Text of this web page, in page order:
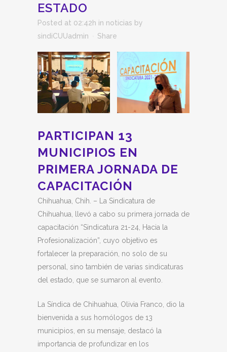
ESTADO
Posted at 02:42h in noticias by
sindiCUUadmin
Share
PARTICIPAN 13
MUNICIPIOS EN
PRIMERA JORNADA DE
CAPACITACIÓN
Chihuahua, Chih. – La Sindicatura de
Chihuahua, llevó a cabo su primera jornada de
capacitación “Sindicatura 21-24, Hacia la
Profesionalización”, cuyo objetivo es
fortalecer la preparación, no solo de su
personal, sino también de varias sindicaturas
del estado, que se sumaron al evento.
La Síndica de Chihuahua, Olivia Franco, dio la
bienvenida a sus homólogos de 13
municipios, en su mensaje, destacó la
importancia de profundizar en los